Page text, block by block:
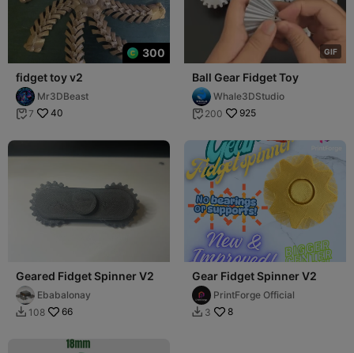
300
fidget toy v2
Mr3DBeast
 7 40
GIF
Ball Gear Fidget Toy
Whale3DStudio
 200 925
Geared Fidget Spinner V2
Ebabalonay
 108 66
Gear Fidget Spinner V2
PrintForge Official
 3 8